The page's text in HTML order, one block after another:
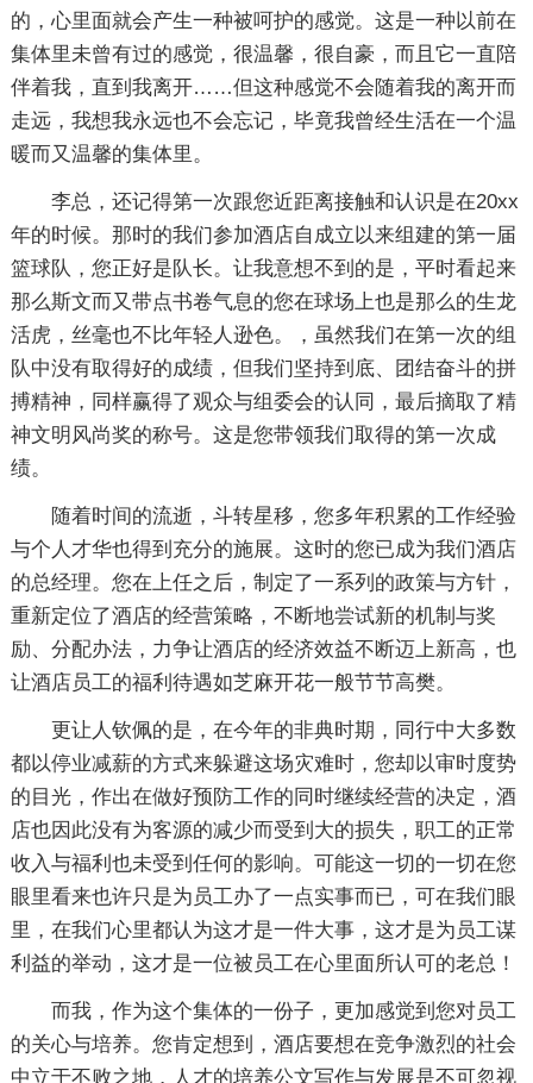
的，心里面就会产生一种被呵护的感觉。这是一种以前在
集体里未曾有过的感觉，很温馨，很自豪，而且它一直陪
伴着我，直到我离开……但这种感觉不会随着我的离开而
走远，我想我永远也不会忘记，毕竟我曾经生活在一个温
暖而又温馨的集体里。
李总，还记得第一次跟您近距离接触和认识是在20xx
年的时候。那时的我们参加酒店自成立以来组建的第一届
篮球队，您正好是队长。让我意想不到的是，平时看起来
那么斯文而又带点书卷气息的您在球场上也是那么的生龙
活虎，丝毫也不比年轻人逊色。，虽然我们在第一次的组
队中没有取得好的成绩，但我们坚持到底、团结奋斗的拼
搏精神，同样赢得了观众与组委会的认同，最后摘取了精
神文明风尚奖的称号。这是您带领我们取得的第一次成
绩。
随着时间的流逝，斗转星移，您多年积累的工作经验
与个人才华也得到充分的施展。这时的您已成为我们酒店
的总经理。您在上任之后，制定了一系列的政策与方针，
重新定位了酒店的经营策略，不断地尝试新的机制与奖
励、分配办法，力争让酒店的经济效益不断迈上新高，也
让酒店员工的福利待遇如芝麻开花一般节节高樊。
更让人钦佩的是，在今年的非典时期，同行中大多数
都以停业减薪的方式来躲避这场灾难时，您却以审时度势
的目光，作出在做好预防工作的同时继续经营的决定，酒
店也因此没有为客源的减少而受到大的损失，职工的正常
收入与福利也未受到任何的影响。可能这一切的一切在您
眼里看来也许只是为员工办了一点实事而已，可在我们眼
里，在我们心里都认为这才是一件大事，这才是为员工谋
利益的举动，这才是一位被员工在心里面所认可的老总！
而我，作为这个集体的一份子，更加感觉到您对员工
的关心与培养。您肯定想到，酒店要想在竞争激烈的社会
中立于不败之地，人才的培养公文写作与发展是不可忽视